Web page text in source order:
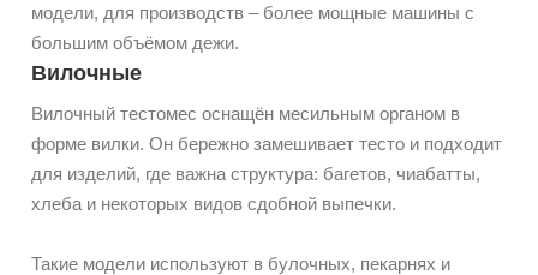
модели, для производств – более мощные машины с
большим объёмом дежи.
Вилочные
Вилочный тестомес оснащён месильным органом в
форме вилки. Он бережно замешивает тесто и подходит
для изделий, где важна структура: багетов, чиабатты,
хлеба и некоторых видов сдобной выпечки.
Такие модели используют в булочных, пекарнях и